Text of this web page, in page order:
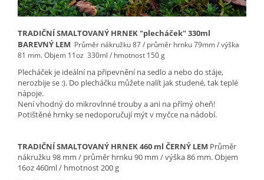
TRADIČNÍ SMALTOVANÝ HRNEK "plecháček" 330ml
BAREVNÝ LEM Průměr nákružku 87 / průměr hrnku 79mm / výška
81 mm.Objem 11oz 330ml / hmotnost 150 g
Plecháček je ideální na připevnění na sedlo a nebo do stáje,
nerozbije se :). Do plecháčku můžete nalít jak studené, tak teplé
nápoje.
Není vhodný do mikrovlnné troubya ani na přímý oheň!
Potištěné hrnky se nedoporučují mýt v myčce na nádobí.
TRADIČNÍ SMALTOVANÝ HRNEK 460 ml ČERNÝ LEM Průměr
nákružku 98 mm / průměr hrnku 90 mm / výška 86 mm. Objem
16oz 460ml / hmotnost 200 g